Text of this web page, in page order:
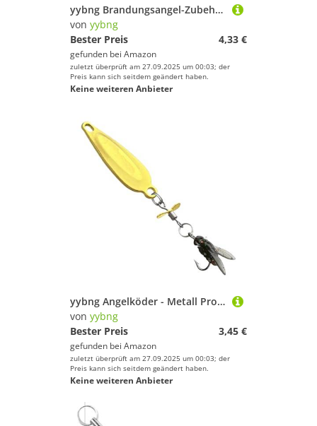
yybng Brandungsangel-Zubehör | Surfang Ausrüstung,Haken Greifwerkzeug Set Für Salzwasser Pier Küste Forellenbarsch Wolfsbarsch Schnapper Flunder
von yybng
Bester Preis
4,33 €
gefunden bei Amazon
zuletzt überprüft am 27.09.2025 um 00:03; der
Preis kann sich seitdem geändert haben.
Keine weiteren Anbieter
yybng Angelköder - Metall Propeller Weichköder Forellen,Realistischer Schwimmköder Fliegenfischen Ausrüstung für Meer Kajak Fluss Süßwasser Salzwasser Anfänger und erfahrene Angler
von yybng
Bester Preis
3,45 €
gefunden bei Amazon
zuletzt überprüft am 27.09.2025 um 00:03; der
Preis kann sich seitdem geändert haben.
Keine weiteren Anbieter